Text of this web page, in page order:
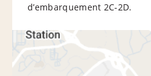
d’embarquement 2C-2D.